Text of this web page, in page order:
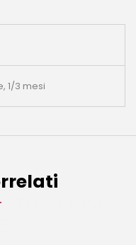
1/3 mesi
TUO PRIMO